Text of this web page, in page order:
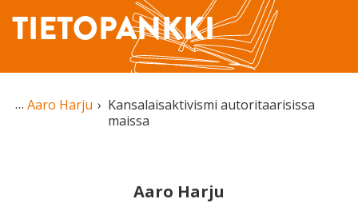
TIETOPANKKI
Aaro Harju
Kansalaisaktivismi autoritaarisissa
maissa
Aaro Harju